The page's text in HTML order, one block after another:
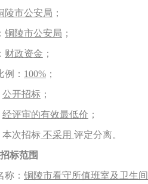
陵市公安局 ；
铜陵市公安局 ；
财政资金 ；
： 100% ；
公开招标 ；
经评审的有效最低价 ；
本次招标 不采用 评定分离。
标范围
： 铜陵市看守所值班室及卫生